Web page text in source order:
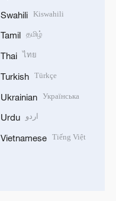
Swahili Kiswahili
Tamil தமிழ்
Thai ไทย
Turkish Türkçe
Ukrainian Українська
Urdu اردو
Vietnamese Tiếng Việt